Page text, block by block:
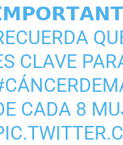
CLAVE
CADA 8